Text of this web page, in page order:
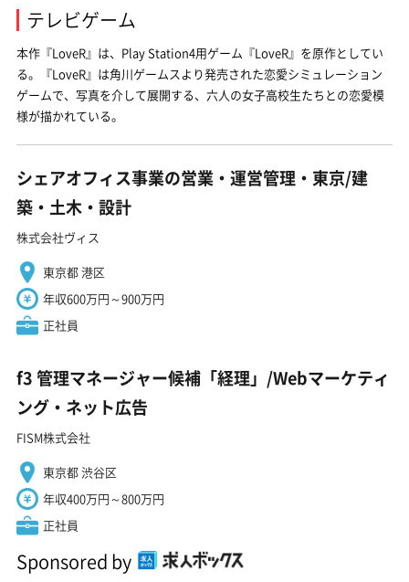
テレビゲーム
本作『LoveR』は、Play Station4用ゲーム『LoveR』を原作としてい
る。『LoveR』は角川ゲームスより発売された恋愛シミュレーション
ゲームで、写真を介して展開する、六人の女子高校生たちとの恋愛模
様が描かれている。
シェアオフィス事業の営業・運営管理・東京/建
築・土木・設計
株式会社ヴィス
東京都 港区
年収600万円～900万円
正社員
f3 管理マネージャー候補「経理」/Webマーケティ
ング・ネット広告
FISM株式会社
東京都 渋谷区
年収400万円～800万円
正社員
Sponsored by